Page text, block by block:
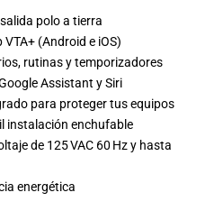
polo a tierra
(Android e iOS)
rutinas y temporizadores
Assistant y Siri
para proteger tus equipos
instalación enchufable
de 125 VAC 60 Hz y hasta
energética